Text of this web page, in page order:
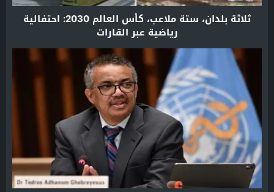
ثلاثة بلدان، ستة ملاعب، كأس العالم 2030: احتفالية
رياضية عبر القارات